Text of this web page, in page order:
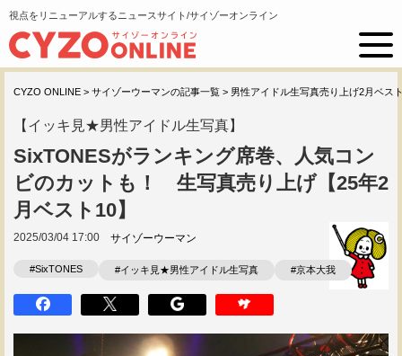
視点をリニューアルするニュースサイト/サイゾーオンライン
CYZO ONLINE > サイゾーウーマンの記事一覧 > 男性アイドル生写真売り上げ2月ベス
【イッキ見★男性アイドル生写真】
SixTONESがランキング席巻、人気コン
ビのカットも！ 生写真売り上げ【25年2
月ベスト10】
2025/03/04 17:00 サイゾーウーマン
#SixTONES #イッキ見★男性アイドル生写真 #京本大我